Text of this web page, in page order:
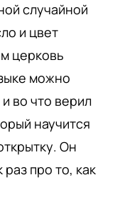
случайной
и цвет
церковь
можно
во что верил
научится
Он
про то, как